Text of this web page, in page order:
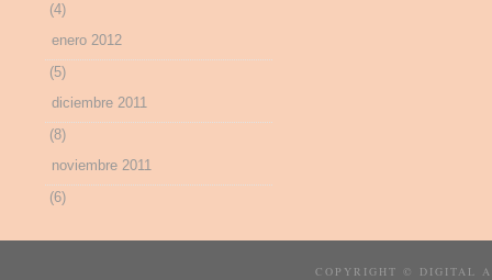
(4)
enero 2012
(5)
diciembre 2011
(8)
noviembre 2011
(6)
COPYRIGHT © DIGITAL